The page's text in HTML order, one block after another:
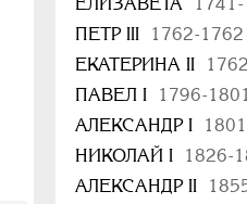
ПЕТР III
1762-1762
ЕКАТЕРИНА II
ПАВЕЛ I
1796-1801
АЛЕКСАНДР I
НИКОЛАЙ I
1826-
АЛЕКСАНДР II